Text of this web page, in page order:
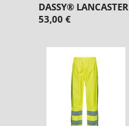
DASSY® LANCASTER
53,00 €